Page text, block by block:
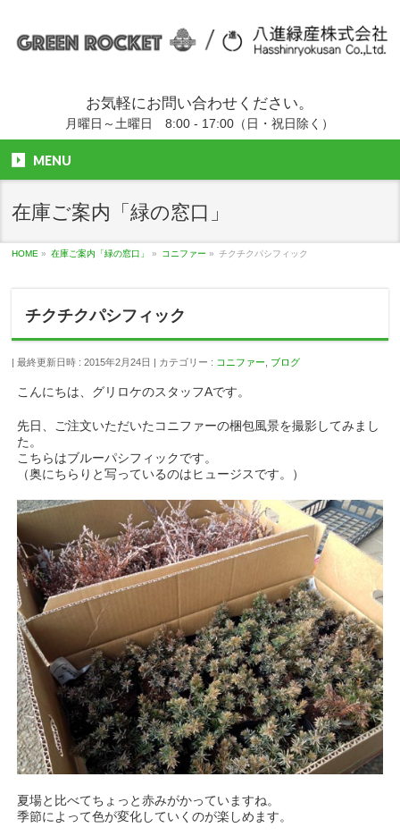
お気軽にお問い合わせください。
月曜日～土曜日 8:00 - 17:00（日・祝日除く）
MENU
在庫ご案内「緑の窓口」
HOME » 在庫ご案内「緑の窓口」 » コニファー » チクチクパシフィック
チクチクパシフィック
最終更新日時 : 2015年2月24日 カテゴリー : コニファー ブログ
こんにちは、グリロケのスタッフAです。
先日、ご注文いただいたコニファーの梱包風景を撮影してみまし
た。
こちらはブルーパシフィックです。
（奥にちらりと写っているのはヒュージスです。）
夏場と比べてちょっと赤みがかっていますね。
季節によって色が変化していくのが楽しめます。